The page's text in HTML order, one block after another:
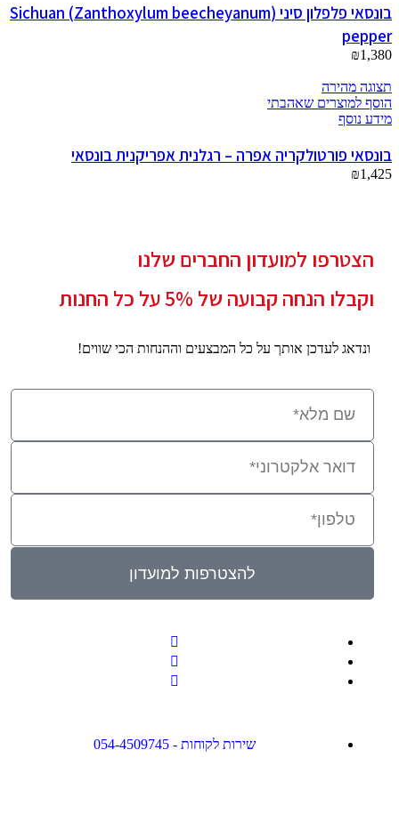
בונסאי פלפלון סיני (Zanthoxylum beecheyanum) Sichuan
pepper
₪1,380
תצוגה מהירה
הוסף למוצרים שאהבתי
מידע נוסף
בונסאי פורטולקריה אפרה – רגלנית אפריקנית בונסאי
₪1,425
הצטרפו למועדון החברים שלנו
וקבלו הנחה קבועה של 5% על כל החנות
ונדאג לעדכן אותך על כל המבצעים וההנחות הכי שווים!
להצטרפות למועדון
שירות לקוחות - 054-4509745